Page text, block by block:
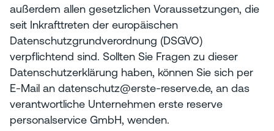
außerdem allen gesetzlichen Voraussetzungen, die
seit Inkrafttreten der europäischen
Datenschutzgrundverordnung (DSGVO)
verpflichtend sind. Sollten Sie Fragen zu dieser
Datenschutzerklärung haben, können Sie sich per
E-Mail an datenschutz@erste-reserve.de, an das
verantwortliche Unternehmen erste reserve
personalservice GmbH, wenden.